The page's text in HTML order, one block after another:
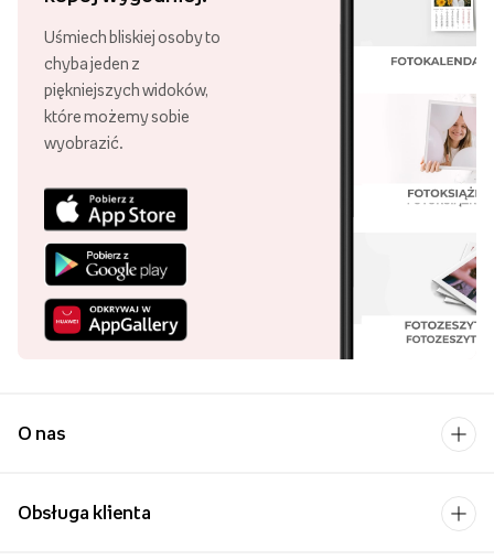
wysokiej jakości naszych usług.
Aż 99,87% klientów poleca nasze
usługi! Dziękujemy za zaufanie!
Pobierz aplikację i
kupuj wygodniej!
które możemy sobie